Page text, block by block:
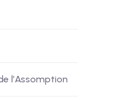
l’Assomption